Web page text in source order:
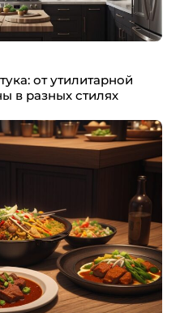
от утилитарной
в разных стилях